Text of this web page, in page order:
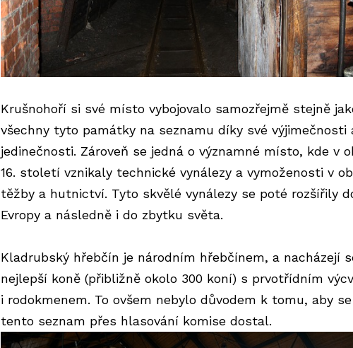
Krušnohoří si své místo vybojovalo samozřejmě stejně
všechny tyto památky na seznamu díky své výjimečnosti
jedinečnosti. Zároveň se jedná o významné místo, kde v
16. století vznikaly technické vynálezy a vymoženosti v
těžby a hutnictví. Tyto skvělé vynálezy se poté rozšířily
Evropy a následně i do zbytku světa.
Kladrubský hřebčín je národním hřebčínem, a nacházejí
nejlepší koně (přibližně okolo 300 koní) s prvotřídním
i rodokmenem. To ovšem nebylo důvodem k tomu, aby
tento seznam přes hlasování komise dostal.